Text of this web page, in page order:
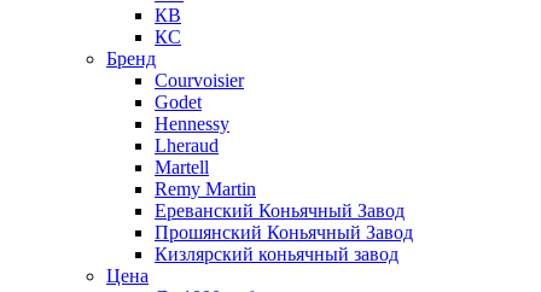
КВ
КС
Бренд
Courvoisier
Godet
Hennessy
Lheraud
Martell
Remy Martin
Ереванский Коньячный Завод
Прошянский Коньячный Завод
Кизлярский коньячный завод
Цена